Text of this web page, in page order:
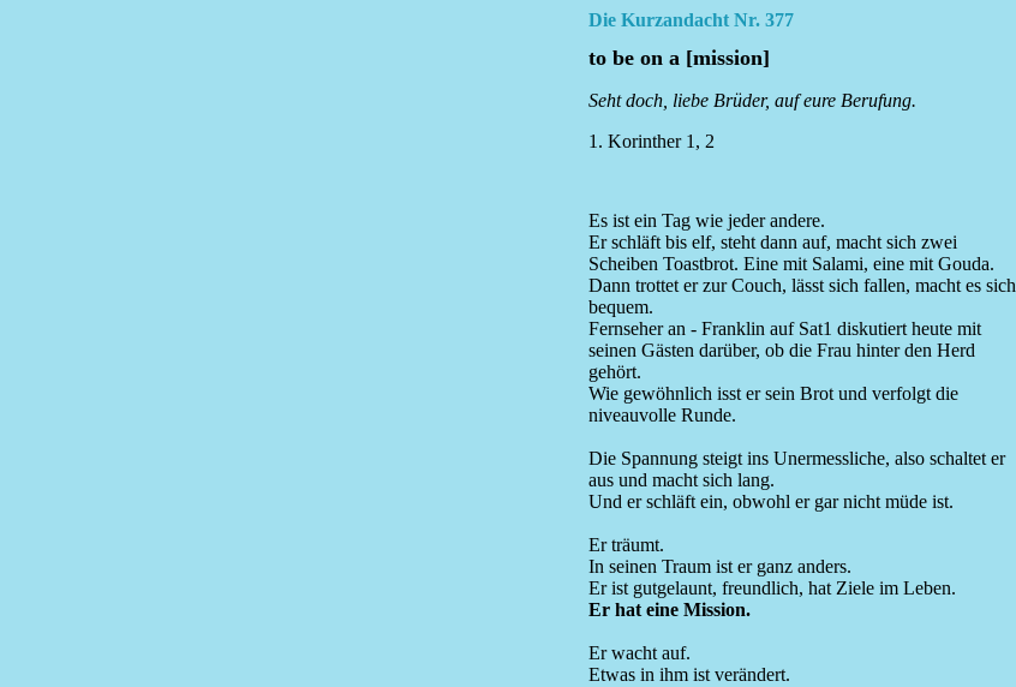
Die Kurzandacht Nr. 377
to be on a [mission]
Seht doch, liebe Brüder, auf eure Berufung.
1. Korinther 1, 2
Es ist ein Tag wie jeder andere.
Er schläft bis elf, steht dann auf, macht sich zwei
Scheiben Toastbrot. Eine mit Salami, eine mit Gouda.
Dann trottet er zur Couch, lässt sich fallen, macht es sich
bequem.
Fernseher an - Franklin auf Sat1 diskutiert heute mit
seinen Gästen darüber, ob die Frau hinter den Herd
gehört.
Wie gewöhnlich isst er sein Brot und verfolgt die
niveauvolle Runde.
Die Spannung steigt ins Unermessliche, also schaltet er
aus und macht sich lang.
Und er schläft ein, obwohl er gar nicht müde ist.
Er träumt.
In seinen Traum ist er ganz anders.
Er ist gutgelaunt, freundlich, hat Ziele im Leben.
Er hat eine Mission.
Er wacht auf.
Etwas in ihm ist verändert.